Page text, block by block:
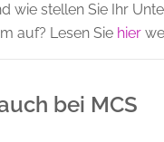
wie stellen Sie Ihr
auf? Lesen Sie hier
bei MCS